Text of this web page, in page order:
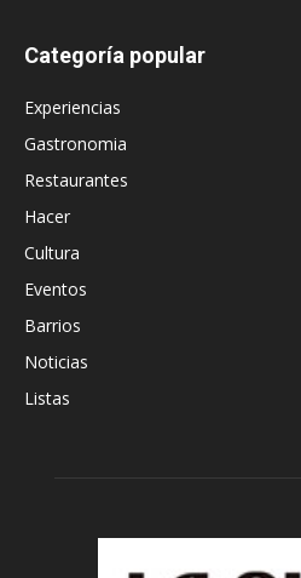
Categoría popular
Experiencias
Gastronomia
Restaurantes
Hacer
Cultura
Eventos
Barrios
Noticias
Listas